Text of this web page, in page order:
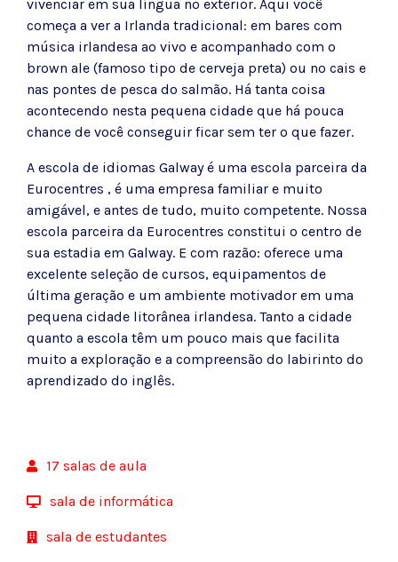
vivenciar em sua língua no exterior. Aqui você
começa a ver a Irlanda tradicional: em bares com
música irlandesa ao vivo e acompanhado com o
brown ale (famoso tipo de cerveja preta) ou no cais e
nas pontes de pesca do salmão. Há tanta coisa
acontecendo nesta pequena cidade que há pouca
chance de você conseguir ficar sem ter o que fazer.
A escola de idiomas Galway é uma escola parceira da
Eurocentres , é uma empresa familiar e muito
amigável, e antes de tudo, muito competente. Nossa
escola parceira da Eurocentres constitui o centro de
sua estadia em Galway. E com razão: oferece uma
excelente seleção de cursos, equipamentos de
última geração e um ambiente motivador em uma
pequena cidade litorânea irlandesa. Tanto a cidade
quanto a escola têm um pouco mais que facilita
muito a exploração e a compreensão do labirinto do
aprendizado do inglês.
17 salas de aula
sala de informática
sala de estudantes